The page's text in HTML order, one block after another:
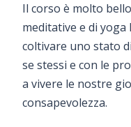
Il corso è molto
meditative e di
coltivare uno stato di
se stessi e con le
a vivere le nostre
consapevolezza.